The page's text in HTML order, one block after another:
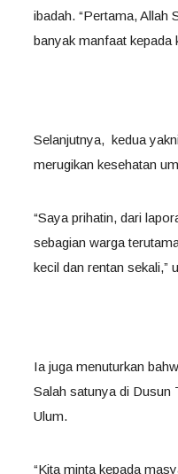
ibadah. “Pertama, Allah
banyak manfaat kepada
Selanjutnya, kedua
merugikan kesehatan
“Saya prihatin, dari
sebagian warga
kecil dan rentan sekali,”
Ia juga menuturkan
Salah satunya di Dusun
Ulum.
“Kita minta kepada